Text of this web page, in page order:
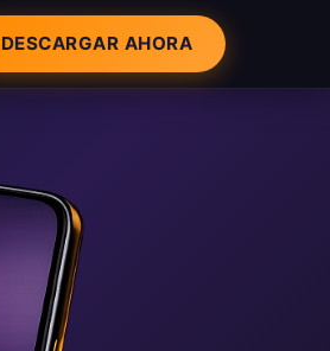
DESCARGAR AHORA